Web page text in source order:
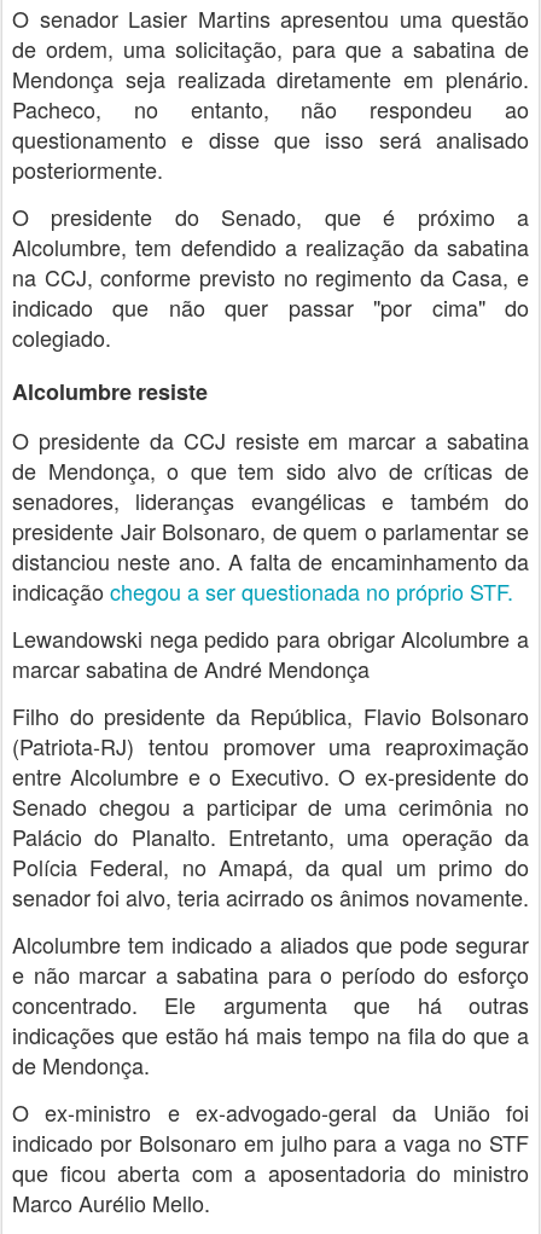
O senador Lasier Martins apresentou uma questão
de ordem, uma solicitação, para que a sabatina de
Mendonça seja realizada diretamente em plenário.
Pacheco, no entanto, não respondeu ao
questionamento e disse que isso será analisado
posteriormente.
O presidente do Senado, que é próximo a
Alcolumbre, tem defendido a realização da sabatina
na CCJ, conforme previsto no regimento da Casa, e
indicado que não quer passar "por cima" do
colegiado.
Alcolumbre resiste
O presidente da CCJ resiste em marcar a sabatina
de Mendonça, o que tem sido alvo de críticas de
senadores, lideranças evangélicas e também do
presidente Jair Bolsonaro, de quem o parlamentar se
distanciou neste ano. A falta de encaminhamento da
indicação chegou a ser questionada no próprio STF.
Lewandowski nega pedido para obrigar Alcolumbre a
marcar sabatina de André Mendonça
Filho do presidente da República, Flavio Bolsonaro
(Patriota-RJ) tentou promover uma reaproximação
entre Alcolumbre e o Executivo. O ex-presidente do
Senado chegou a participar de uma cerimônia no
Palácio do Planalto. Entretanto, uma operação da
Polícia Federal, no Amapá, da qual um primo do
senador foi alvo, teria acirrado os ânimos novamente.
Alcolumbre tem indicado a aliados que pode segurar
e não marcar a sabatina para o período do esforço
concentrado. Ele argumenta que há outras
indicações que estão há mais tempo na fila do que a
de Mendonça.
O ex-ministro e ex-advogado-geral da União foi
indicado por Bolsonaro em julho para a vaga no STF
que ficou aberta com a aposentadoria do ministro
Marco Aurélio Mello.